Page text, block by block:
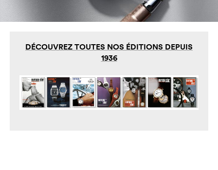
DÉCOUVREZ TOUTES NOS ÉDITIONS DEPUIS
1936